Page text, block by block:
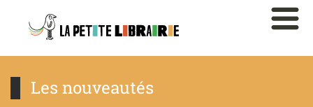
Les nouveautés